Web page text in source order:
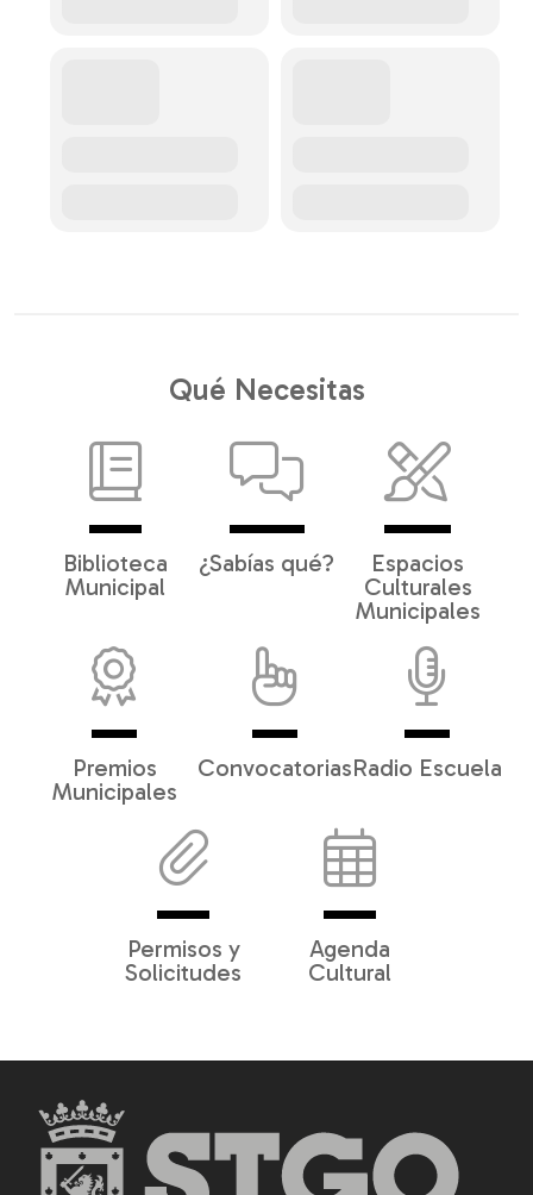
Qué Necesitas
Biblioteca
Municipal
¿Sabías qué?
Espacios
Culturales
Municipales
Premios
Municipales
ConvocatoriasRadio Escuela
Permisos y
Solicitudes
Agenda
Cultural